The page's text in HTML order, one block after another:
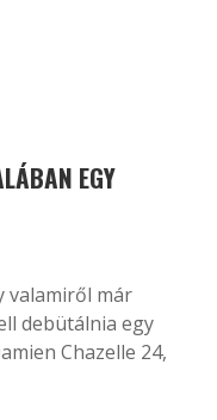
EGY
valamiről már
debütálnia egy
Chazelle 24,